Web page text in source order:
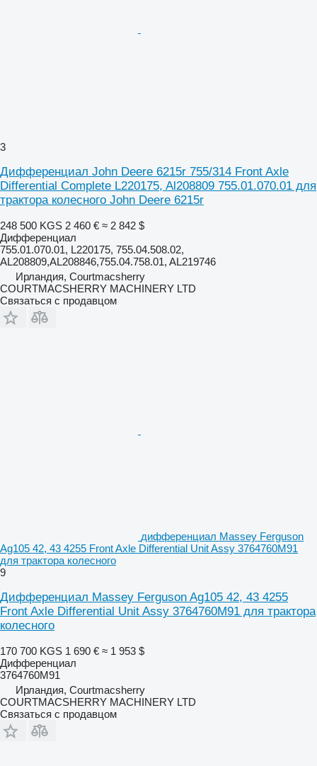
3
Дифференциал John Deere 6215r 755/314 Front Axle
Differential Complete L220175, Al208809 755.01.070.01 для
трактора колесного John Deere 6215r
248 500 KGS 2 460 € ≈ 2 842 $
Дифференциал
755.01.070.01, L220175, 755.04.508.02,
AL208809,AL208846,755.04.758.01, AL219746
Ирландия, Courtmacsherry
COURTMACSHERRY MACHINERY LTD
Связаться с продавцом
дифференциал Massey Ferguson
Ag105 42, 43 4255 Front Axle Differential Unit Assy 3764760M91
для трактора колесного
9
Дифференциал Massey Ferguson Ag105 42, 43 4255
Front Axle Differential Unit Assy 3764760M91 для трактора
колесного
170 700 KGS 1 690 € ≈ 1 953 $
Дифференциал
3764760M91
Ирландия, Courtmacsherry
COURTMACSHERRY MACHINERY LTD
Связаться с продавцом